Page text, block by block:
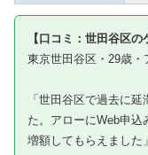
【口コミ：世田谷区の
東京世田谷区・29歳・
「世田谷区で過去に
た。アローにWeb申
増額してもらえました」